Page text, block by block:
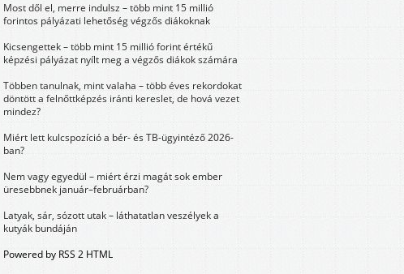
Most dől el, merre indulsz – több mint 15 millió
forintos pályázati lehetőség végzős diákoknak
Kicsengettek – több mint 15 millió forint értékű
képzési pályázat nyílt meg a végzős diákok számára
Többen tanulnak, mint valaha – több éves rekordokat
döntött a felnőttképzés iránti kereslet, de hová vezet
mindez?
Miért lett kulcspozíció a bér- és TB-ügyintéző 2026-
ban?
Nem vagy egyedül – miért érzi magát sok ember
üresebbnek január–februárban?
Latyak, sár, sózott utak – láthatatlan veszélyek a
kutyák bundáján
Powered by RSS 2 HTML